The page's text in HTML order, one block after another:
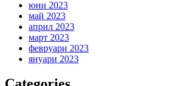
юни 2023
май 2023
април 2023
март 2023
февруари 2023
януари 2023